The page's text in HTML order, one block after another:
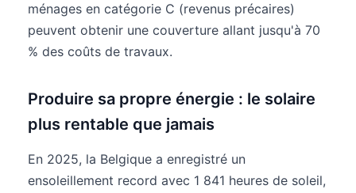
ménages en catégorie C (revenus précaires)
peuvent obtenir une couverture allant jusqu'à 70
% des coûts de travaux.
Produire sa propre énergie : le solaire
plus rentable que jamais
En 2025, la Belgique a enregistré un
ensoleillement record avec 1 841 heures de soleil,